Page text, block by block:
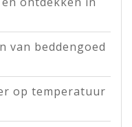
van beddengoed
op temperatuur